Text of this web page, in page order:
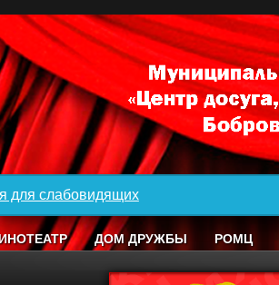
для слабовидящих
ДОМ ДРУЖБЫ РОМЦ